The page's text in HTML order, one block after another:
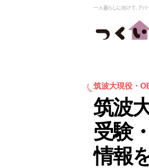
一人暮らしに向けて、ア
筑波大現役・
筑波
受験
情報